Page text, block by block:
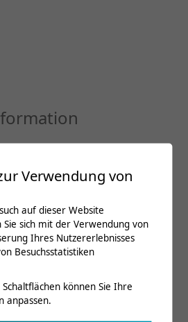
Verwendung von
auf dieser Website
sich mit der Verwendung von
Ihres Nutzererlebnisses
Besuchsstatistiken
können Sie Ihre
anpassen.